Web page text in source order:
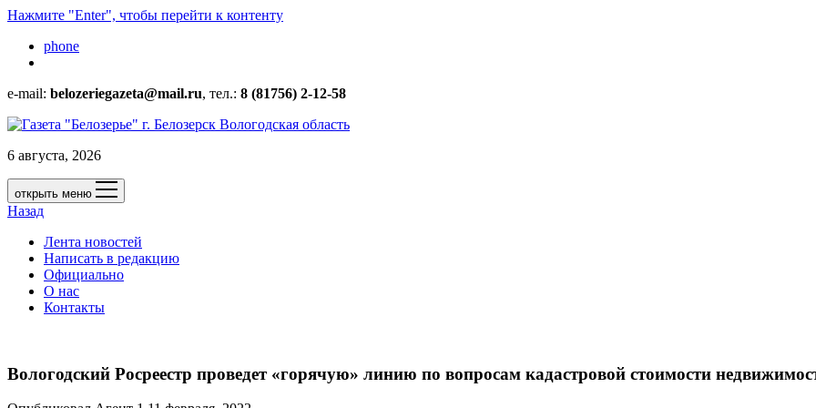
Нажмите "Enter", чтобы перейти к контенту
phone
e-mail: belozeriegazeta@mail.ru, тел.: 8 (81756) 2-12-58
6 августа, 2026
открыть меню
Назад
Лента новостей
Написать в редакцию
Официально
О нас
Контакты
Вологодский Росреестр проведет «горячую» линию по вопросам кадастровой стоимости